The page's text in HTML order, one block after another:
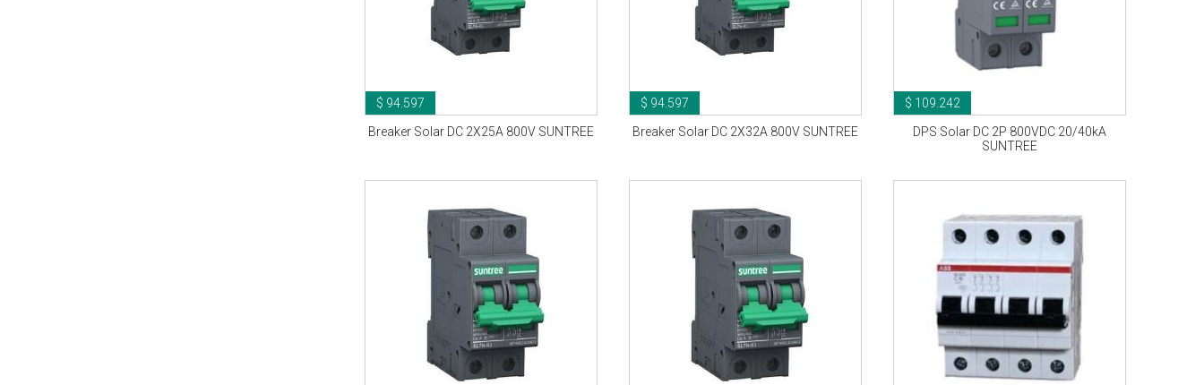
$ 94.597
Breaker Solar DC 2X25A 800V SUNTREE
$ 94.597
Breaker Solar DC 2X32A 800V SUNTREE
$ 109.242
DPS Solar DC 2P 800VDC 20/40kA
SUNTREE